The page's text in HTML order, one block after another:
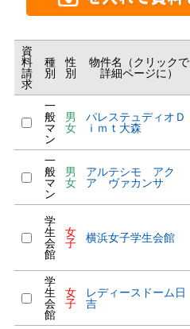
資
料
請
求
種
別
性
別
物件名（クリックで
詳細ページに）
一
般
マ
ン
男
女
パレステュディオＤ
ｉｍｔ大森
一
般
マ
ン
男
女
アルテシモ アク
ア ヴァカンサ
学
生
会
館
女
子
横浜女子学生会館
学
生
会
館
女
子
レディースドーム日
吉